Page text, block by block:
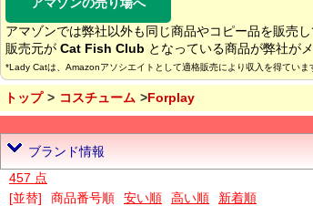
アマゾンでは弊社以外も同じ商品やコピー品を販売し
販売元が Cat Fish Club となっている商品が弊社が
*Lady Catは、Amazonアソシエイトとして適格販売により収入を得ていま
トップ コスチューム
Forplay
ブランド情報
457 点
[並替]
商品番号順 安い順 高い順
新着順